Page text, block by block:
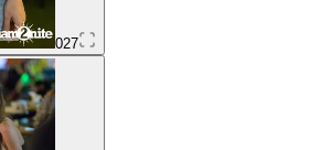
027